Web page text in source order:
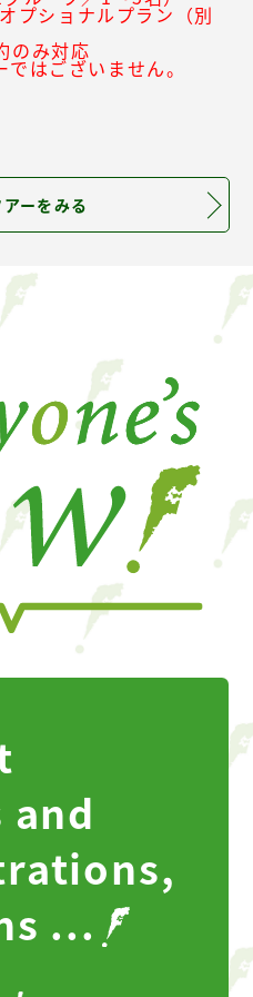
プショナルプラン（別
のみ対応
はございません。
ーをみる
and
...